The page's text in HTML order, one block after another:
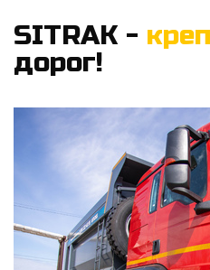
SITRAK -
дорог!